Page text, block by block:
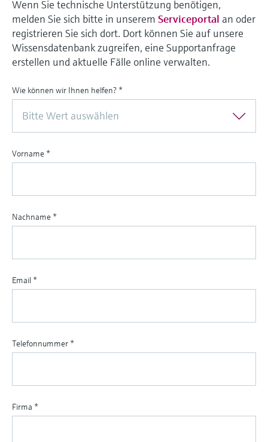
Wenn Sie technische Unterstützung benötigen,
melden Sie sich bitte in unserem Serviceportal an oder
registrieren Sie sich dort. Dort können Sie auf unsere
Wissensdatenbank zugreifen, eine Supportanfrage
erstellen und aktuelle Fälle online verwalten.
Wie können wir Ihnen helfen? *
Bitte Wert auswählen
Vorname *
Nachname *
Email *
Telefonnummer *
Firma *